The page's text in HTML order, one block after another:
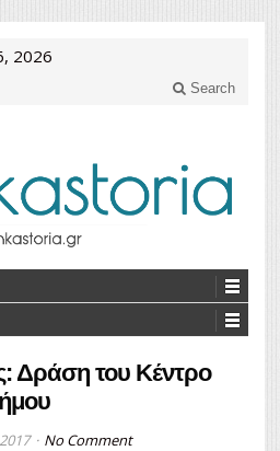
2026
Search
Δράση του Κέντρο
No Comment